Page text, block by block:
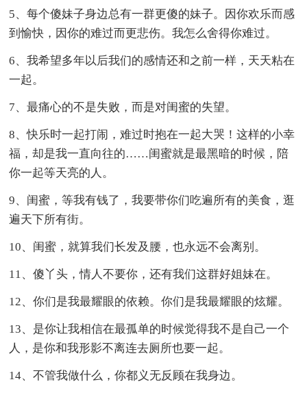
5、每个傻妹子身边总有一群更傻的妹子。因你欢乐而感
到愉快，因你的难过而更悲伤。我怎么舍得你难过。
6、我希望多年以后我们的感情还和之前一样，天天粘在
一起。
7、最痛心的不是失败，而是对闺蜜的失望。
8、快乐时一起打闹，难过时抱在一起大哭！这样的小幸
福，却是我一直向往的……闺蜜就是最黑暗的时候，陪
你一起等天亮的人。
9、闺蜜，等我有钱了，我要带你们吃遍所有的美食，逛
遍天下所有街。
10、闺蜜，就算我们长发及腰，也永远不会离别。
11、傻丫头，情人不要你，还有我们这群好姐妹在。
12、你们是我最耀眼的依赖。你们是我最耀眼的炫耀。
13、是你让我相信在最孤单的时候觉得我不是自己一个
人，是你和我形影不离连去厕所也要一起。
14、不管我做什么，你都义无反顾在我身边。